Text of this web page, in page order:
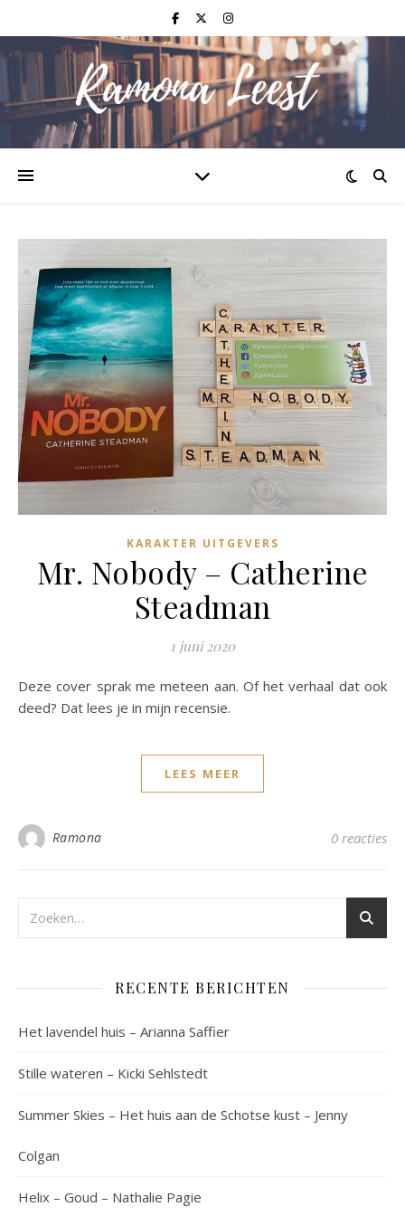
KARAKTER UITGEVERS
Mr. Nobody – Catherine
Steadman
1 juni 2020
Deze cover sprak me meteen aan. Of het verhaal dat ook
deed? Dat lees je in mijn recensie.
LEES MEER
Ramona 0 reacties
RECENTE BERICHTEN
Het lavendel huis – Arianna Saffier
Stille wateren – Kicki Sehlstedt
Summer Skies – Het huis aan de Schotse kust – Jenny
Colgan
Helix – Goud – Nathalie Pagie